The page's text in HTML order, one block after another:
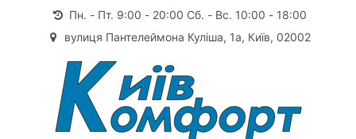
Пн. - Пт. 9:00 - 20:00 Сб. - Вс. 10:00 - 18:00
вулиця Пантелеймона Куліша, 1а, Київ, 02002